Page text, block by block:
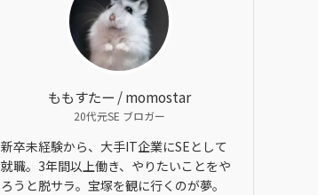
ももすたー / momostar
20代元SE ブロガー
新卒未経験から、大手IT企業にSEとして
就職。3年間以上働き、やりたいことをや
ろうと脱サラ。宝塚を観に行くのが夢。